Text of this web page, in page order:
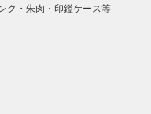
ク・朱肉・印鑑ケース等